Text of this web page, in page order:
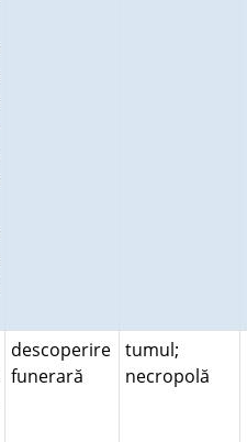
descoperire
funerară
tumul;
necropolă